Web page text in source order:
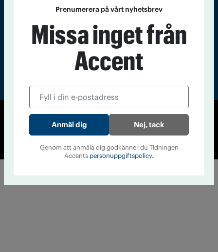
Accent
© Tidningen Accent 2026
Cookiepolicy
Personuppgiftspolicy
Prenumerera på vårt nyhetsbrev
Missa inget från
Accent
Nej, tack
Genom att anmäla dig godkänner du Tidningen
Accents personuppgiftspolicy.